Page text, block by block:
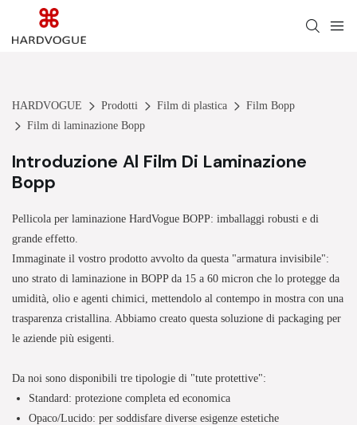
HARDVOGUE Prodotti Film di plastica
Film Bopp
Film di laminazione Bopp
Introduzione Al Film Di Laminazione
Bopp
Pellicola per laminazione HardVogue BOPP: imballaggi robusti e di
grande effetto.
Immaginate il vostro prodotto avvolto da questa "armatura invisibile":
uno strato di laminazione in BOPP da 15 a 60 micron che lo protegge da
umidità, olio e agenti chimici, mettendolo al contempo in mostra con una
trasparenza cristallina. Abbiamo creato questa soluzione di packaging per
le aziende più esigenti.
Da noi sono disponibili tre tipologie di "tute protettive":
Standard: protezione completa ed economica
Opaco/Lucido: per soddisfare diverse esigenze estetiche